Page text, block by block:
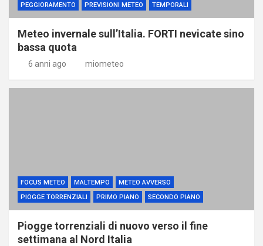
PEGGIORAMENTO
PREVISIONI METEO TEMPORALI
Meteo invernale sull’Italia. FORTI nevicate sino
bassa quota
6 anni ago miometeo
FOCUS METEO MALTEMPO
METEO AVVERSO
PIOGGE TORRENZIALI
PRIMO PIANO SECONDO PIANO
Piogge torrenziali di nuovo verso il fine
settimana al Nord Italia